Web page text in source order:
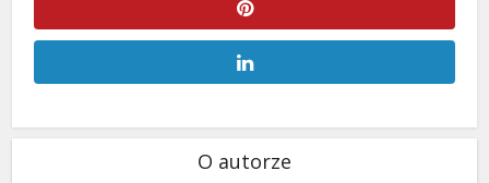
O autorze